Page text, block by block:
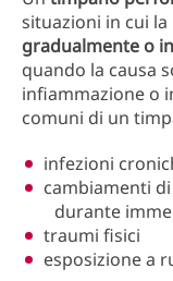
situazioni in cui la
gradualmente o
quando la causa
infiammazione o
comuni di un
infezioni
cambiamenti
durante
traumi fisici
esposizione a